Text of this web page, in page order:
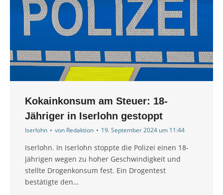
Kokainkonsum am Steuer: 18-
Jähriger in Iserlohn gestoppt
Iserlohn von Redaktion 19. September 2024 um 11:44
Iserlohn. In Iserlohn stoppte die Polizei einen 18-
Jährigen wegen zu hoher Geschwindigkeit und
stellte Drogenkonsum fest. Ein Drogentest
bestätigte den…